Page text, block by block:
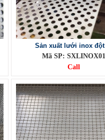
Sản xuất lưới inox
Mã SP: SXLINOX01
Call